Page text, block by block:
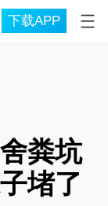
下载APP
粪坑
堵了